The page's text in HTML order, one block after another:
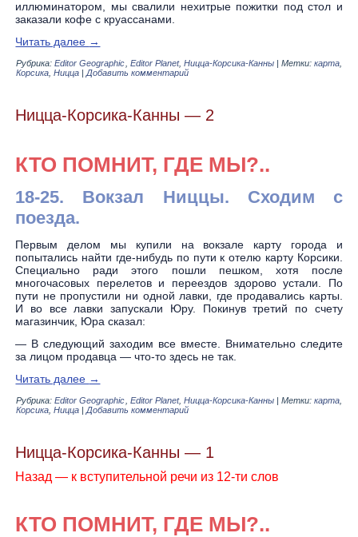
иллюминатором, мы свалили нехитрые пожитки под стол и
заказали кофе с круассанами.
Читать далее →
Рубрика: Editor Geographic Editor Planet, Ницца-Корсика-Канны| Метки: карта,
Корсика ,Ницца |Добавить комментарий
Ницца-Корсика-Канны — 2
КТО ПОМНИТ, ГДЕ МЫ?..
18-25. Вокзал Ниццы. Сходим с
поезда.
Первым делом мы купили на вокзале карту города и
попытались найти где-нибудь по пути к отелю карту Корсики.
Специально ради этого пошли пешком, хотя после
многочасовых перелетов и переездов здорово устали. По
пути не пропустили ни одной лавки, где продавались карты.
И во все лавки запускали Юру. Покинув третий по счету
магазинчик, Юра сказал:
— В следующий заходим все вместе. Внимательно следите
за лицом продавца — что-то здесь не так.
Читать далее →
Рубрика: Editor Geographic Editor Planet, Ницца-Корсика-Канны| Метки: карта,
Корсика ,Ницца |Добавить комментарий
Ницца-Корсика-Канны — 1
Назад — к вступительной речи из 12-ти слов
КТО ПОМНИТ, ГДЕ МЫ?..